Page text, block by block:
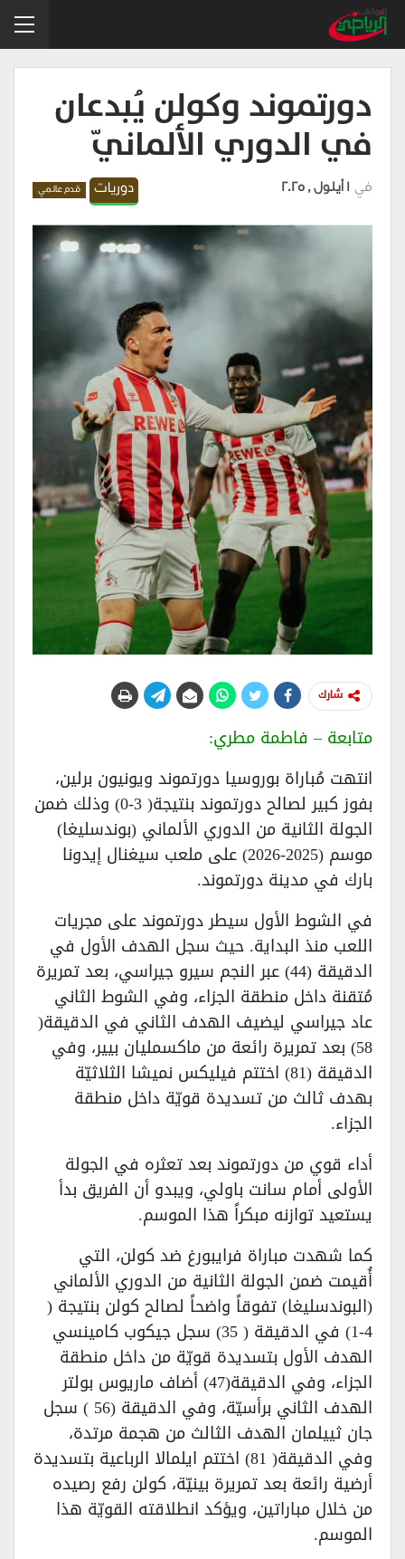
دورتموند وكولن يُبدعان
في الدوري الألمانيّ
دوريات قدم عالمي في 1 أيلول , 2025
شارك
متابعة – فاطمة مطري:
انتهت مُباراة بوروسيا دورتموند ويونيون برلين،
بفوز كبير لصالح دورتموند بنتيجة( 3-0) وذلك ضمن
الجولة الثانية من الدوري الألماني (بوندسليغا)
موسم (2025-2026) على ملعب سيغنال إيدونا
بارك في مدينة دورتموند.
في الشوط الأول سيطر دورتموند على مجريات
اللعب منذ البداية. حيث سجل الهدف الأول في
الدقيقة (44) عبر النجم سيرو جيراسي، بعد تمريرة
مُتقنة داخل منطقة الجزاء، وفي الشوط الثاني
عاد جيراسي ليضيف الهدف الثاني في الدقيقة(
58) بعد تمريرة رائعة من ماكسمليان بيير، وفي
الدقيقة (81) اختتم فيليكس نميشا الثلاثيّة
بهدف ثالث من تسديدة قويّة داخل منطقة
الجزاء.
أداء قوي من دورتموند بعد تعثره في الجولة
الأولى أمام سانت باولي، ويبدو أن الفريق بدأ
يستعيد توازنه مبكراً هذا الموسم.
كما شهدت مباراة فرايبورغ ضد كولن، التي
أُقيمت ضمن الجولة الثانية من الدوري الألماني
(البوندسليغا) تفوقاً واضحاً لصالح كولن بنتيجة (
4-1) في الدقيقة ( 35) سجل جيكوب كامينسي
الهدف الأول بتسديدة قويّة من داخل منطقة
الجزاء، وفي الدقيقة(47) أضاف ماريوس بولتر
الهدف الثاني برأسيّة، وفي الدقيقة (56 ) سجل
جان ثييلمان الهدف الثالث من هجمة مرتدة،
وفي الدقيقة( 81) اختتم ايلمالا الرباعية بتسديدة
أرضية رائعة بعد تمريرة بينيّة، كولن رفع رصيده
من خلال مباراتين، ويؤكد انطلاقته القويّة هذا
الموسم.